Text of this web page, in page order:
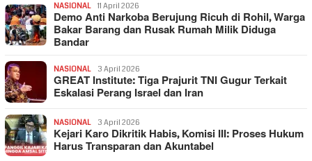
NASIONAL 11 April 2026
Demo Anti Narkoba Berujung Ricuh di Rohil, Warga
Bakar Barang dan Rusak Rumah Milik Diduga
Bandar
NASIONAL 3 April 2026
GREAT Institute: Tiga Prajurit TNI Gugur Terkait
Eskalasi Perang Israel dan Iran
NASIONAL 3 April 2026
Kejari Karo Dikritik Habis, Komisi III: Proses Hukum
Harus Transparan dan Akuntabel